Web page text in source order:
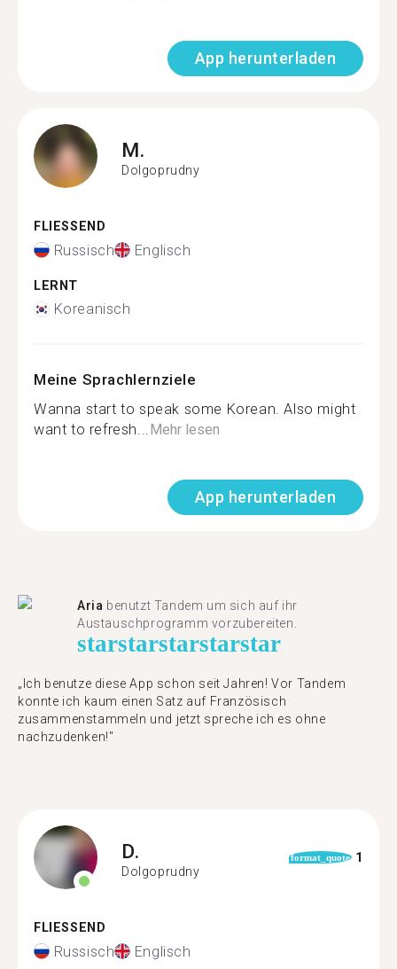
App herunterladen
M.
Dolgoprudny
FLIESSEND
Russisch Englisch
LERNT
Koreanisch
Meine Sprachlernziele
Wanna start to speak some Korean. Also might
want to refresh...Mehr lesen
App herunterladen
Aria benutzt Tandem um sich auf ihr
Austauschprogramm vorzubereiten.
starstarstarstarstar
„Ich benutze diese App schon seit Jahren! Vor Tandem
konnte ich kaum einen Satz auf Französisch
zusammenstammeln und jetzt spreche ich es ohne
nachzudenken!"
D.
Dolgoprudny
format_quote 1
FLIESSEND
Russisch Englisch